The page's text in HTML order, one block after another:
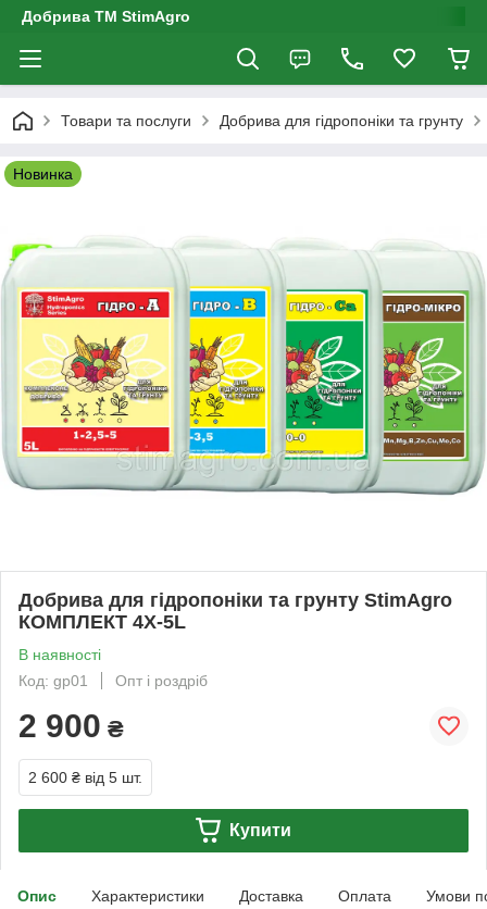
Добрива ТМ StimAgro
Товари та послуги Добрива для гідропоніки та грунту
Новинка
Добрива для гідропоніки та грунту StimAgro
КОМПЛЕКТ 4X-5L
В наявності
Код: gp01
Опт і роздріб
2 900 ₴
2 600 ₴ від 5 шт.
Купити
Опис Характеристики Доставка Оплата Умови